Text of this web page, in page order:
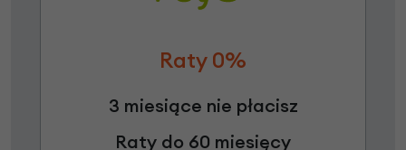
Raty 0%
3 miesiące nie płacisz
Raty do 60 miesięcy